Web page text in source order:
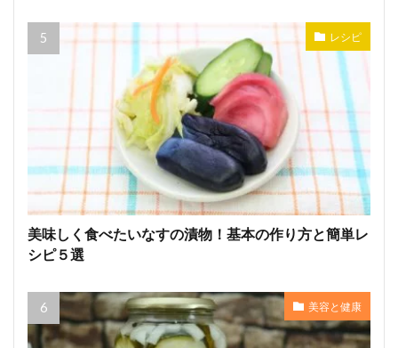
レシピ
美味しく食べたいなすの漬物！基本の作り方と簡単レ
シピ５選
美容と健康